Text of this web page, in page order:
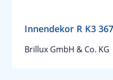
Innendekor R K3
Brillux GmbH & Co. KG